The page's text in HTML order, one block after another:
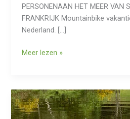
PERSONENAAN HET MEER VAN
FRANKRIJK Mountainbike
Nederland. […]
Mountainbike
uitgestrekte
bossen
en
Meer lezen »